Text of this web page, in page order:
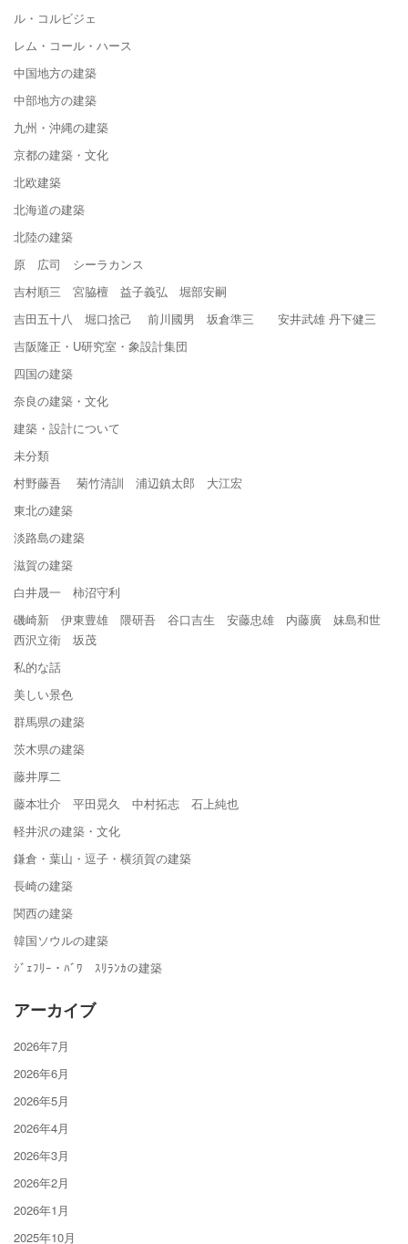
ル・コルビジェ
レム・コール・ハース
中国地方の建築
中部地方の建築
九州・沖縄の建築
京都の建築・文化
北欧建築
北海道の建築
北陸の建築
原 広司 シーラカンス
吉村順三 宮脇檀 益子義弘 堀部安嗣
吉田五十八 堀口捨己 前川國男 坂倉準三 安井武雄 丹下健三
吉阪隆正・U研究室・象設計集団
四国の建築
奈良の建築・文化
建築・設計について
未分類
村野藤吾 菊竹清訓 浦辺鎮太郎 大江宏
東北の建築
淡路島の建築
滋賀の建築
白井晟一 柿沼守利
磯崎新 伊東豊雄 隈研吾 谷口吉生 安藤忠雄 内藤廣 妹島和世
西沢立衛 坂茂
私的な話
美しい景色
群馬県の建築
茨木県の建築
藤井厚二
藤本壮介 平田晃久 中村拓志 石上純也
軽井沢の建築・文化
鎌倉・葉山・逗子・横須賀の建築
長崎の建築
関西の建築
韓国ソウルの建築
ｼﾞｪﾌﾘｰ・ﾊﾞﾜ ｽﾘﾗﾝｶの建築
アーカイブ
2026年7月
2026年6月
2026年5月
2026年4月
2026年3月
2026年2月
2026年1月
2025年10月